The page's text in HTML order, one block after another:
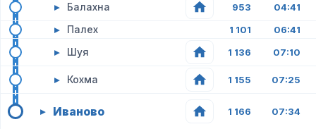
▸ Балахна 953 04:41
▸ Палех 1 101 06:41
▸ Шуя 1 136 07:10
▸ Кохма 1 155 07:25
▸ Иваново 1 166 07:34